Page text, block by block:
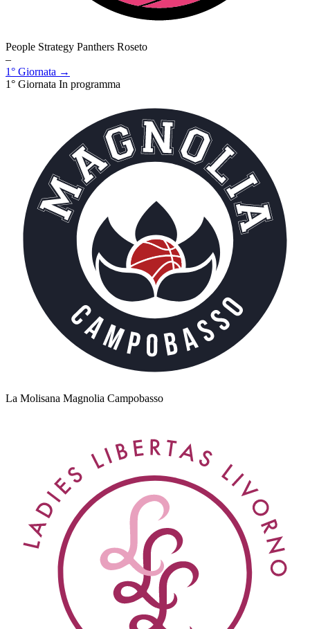
People Strategy Panthers Roseto
–
1° Giornata →
1° Giornata In programma
La Molisana Magnolia Campobasso